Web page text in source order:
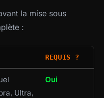
la mise sous
:
REQUIS ?
Ultra,
Oui